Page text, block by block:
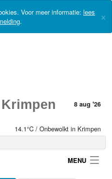
Voor meer informatie: lees
. ×
8 aug '26
14.1°C / Onbewolkt in Krimpen
MENU